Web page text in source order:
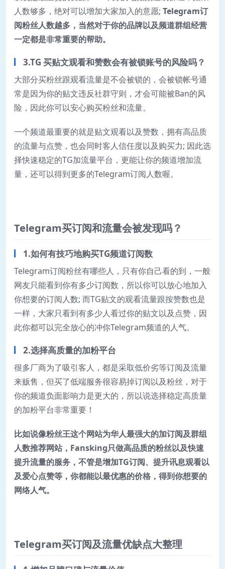
人数够多，绝对可以增加大家加入的意愿; Telegram订
阅粉丝人数越多，当然对于你的品牌以及频道群组经营
一定都是非常重要的帮助。
3.TG 买贴文观看和赞数会有被锁账号的风险吗？
大部分买粉丝跟观看流量是不会被锁的，会被锁帐号通
常是因为你的贴文违反社群守则，才会可能被Ban的风
险，因此你可以安心购买粉丝和流量。
一个频道最重要的就是贴文观看以及赞数，拥有高品质
的流量与点赞，也会同时客人信任度以及购买力; 因此选
择快速稳定的TG加流量平台，更能让你的频道增加流
量，还可以得到更多的Telegram订阅人数喔。
Telegram买订阅和流量会被发现吗？
1.如何有技巧地购买TG频道订阅数
Telegram订阅粉丝有哪些人，只有你自己看的到，一般
网友只能看到你有多少订阅数，所以你可以放心地加入
你想要的订阅人数; 而TG贴文的观看流量跟按赞数也是
一样，大家只看到有多少人看过你的贴文以及点赞，因
此你都可以完全放心的冲你Telegram频道的人气。
2.选择高质量的加粉平台
很多厂商为了吸引客人，都是采取低价劣等订阅及流量
来贩售，但买了低端服务很容易掉订阅以及粉丝，对于
你的频道负面影响力是更大的，所以说选择稳定高质量
的加粉平台非常重要！
比如说像粉丝王这个网站为华人最强大的加订阅及群组
人数推荐网站，Fansking只做高品质的粉丝以及快速
提升流量的服务，不管是增加TG订阅、提升讯息观看以
及爱心点赞等，你都能以最优惠的价格，得到你想要的
网络人气。
Telegram买订阅及流量优缺点大整理